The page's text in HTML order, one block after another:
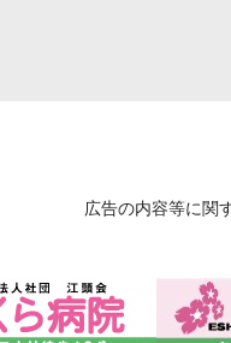
広告の内容等に関